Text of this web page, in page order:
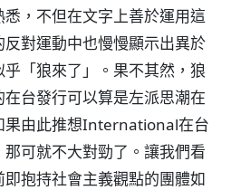
，不但在文字上善於運用這
對運動中也慢慢顯示出異於
「狼來了」。果不其然，狼
台發行可以算是左派思潮在
果由此推想International在台
可就不大對勁了。讓我們看
抱持社會主義觀點的團體如